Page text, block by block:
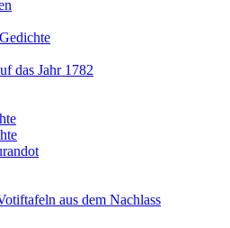
das Jahr 1782
aus dem Nachlass